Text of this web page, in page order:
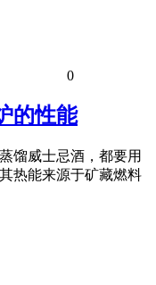
0
的性能
威士忌酒，都要用
热能来源于矿藏燃料